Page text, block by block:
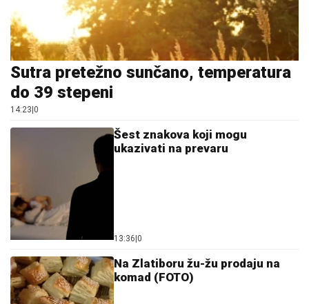
Sutra pretežno sunčano, temperatura
do 39 stepeni
14:23|0
Šest znakova koji mogu
ukazivati na prevaru
13:36|0
Na Zlatiboru žu-žu prodaju na
komad (FOTO)